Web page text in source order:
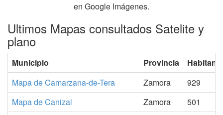
en Google Imágenes.
Ultimos Mapas consultados Satelite y
plano
Municipio Provincia
Mapa de Camarzana-de-Tera
Zamora
929
Mapa de Canizal
Zamora
501